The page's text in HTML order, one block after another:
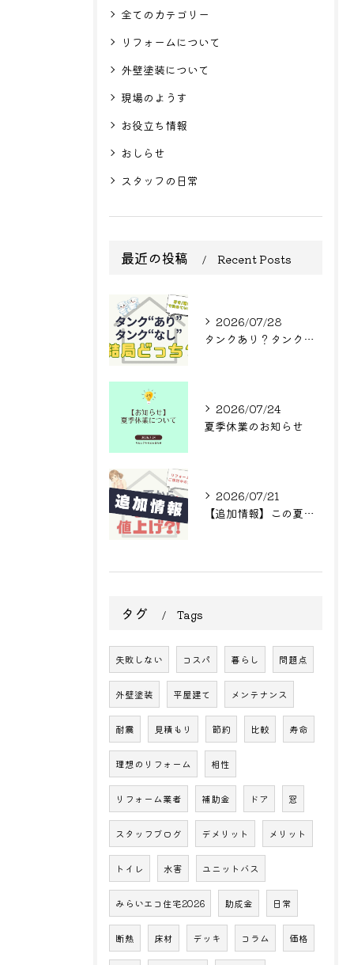
全てのカテゴリー
リフォームについて
外壁塗装について
現場のようす
お役立ち情報
おしらせ
スタッフの日常
最近の投稿 Recent Posts
2026/07/28
タンクあり？タンクなし？結局どっち？
2026/07/24
夏季休業のお知らせ
2026/07/21
【追加情報】この夏からまた値上げ?! リフォームをご検討中の方へ
タグ Tags
失敗しない コスパ 暮らし 問題点
外壁塗装 平屋建て メンテナンス
耐震 見積もり 節約 比較 寿命
理想のリフォーム 相性
リフォーム業者 補助金 ドア 窓
スタッフブログ デメリット メリット
トイレ 水害 ユニットバス
みらいエコ住宅2026 助成金 日常
断熱 床材 デッキ コラム 価格